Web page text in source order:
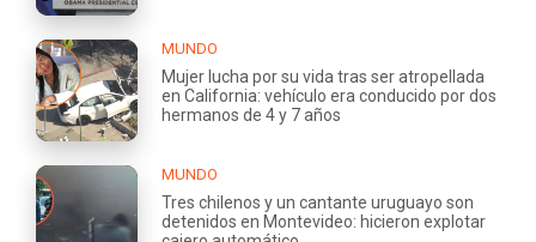
MUNDO
Mujer lucha por su vida tras ser atropellada
en California: vehículo era conducido por dos
hermanos de 4 y 7 años
MUNDO
Tres chilenos y un cantante uruguayo son
detenidos en Montevideo: hicieron explotar